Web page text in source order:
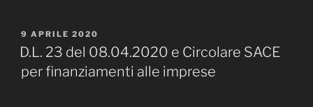
PUBBLICATO
IL
9 APRILE 2020
D.L. 23 del 08.04.2020 e Circolare SACE
per finanziamenti alle imprese